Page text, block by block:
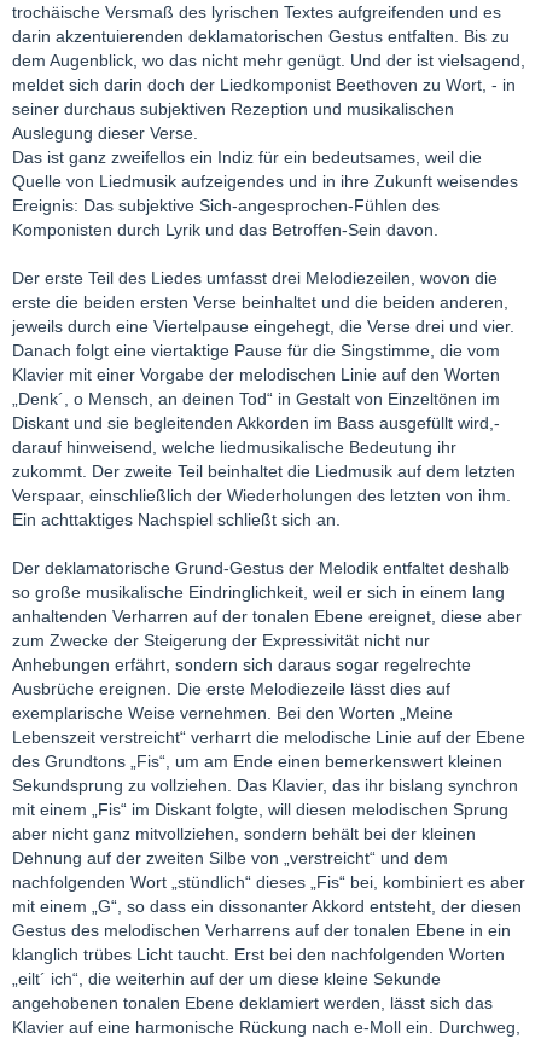
trochäische Versmaß des lyrischen Textes aufgreifenden und es
darin akzentuierenden deklamatorischen Gestus entfalten. Bis zu
dem Augenblick, wo das nicht mehr genügt. Und der ist vielsagend,
meldet sich darin doch der Liedkomponist Beethoven zu Wort, - in
seiner durchaus subjektiven Rezeption und musikalischen
Auslegung dieser Verse.
Das ist ganz zweifellos ein Indiz für ein bedeutsames, weil die
Quelle von Liedmusik aufzeigendes und in ihre Zukunft weisendes
Ereignis: Das subjektive Sich-angesprochen-Fühlen des
Komponisten durch Lyrik und das Betroffen-Sein davon.
Der erste Teil des Liedes umfasst drei Melodiezeilen, wovon die
erste die beiden ersten Verse beinhaltet und die beiden anderen,
jeweils durch eine Viertelpause eingehegt, die Verse drei und vier.
Danach folgt eine viertaktige Pause für die Singstimme, die vom
Klavier mit einer Vorgabe der melodischen Linie auf den Worten
„Denk´, o Mensch, an deinen Tod“ in Gestalt von Einzeltönen im
Diskant und sie begleitenden Akkorden im Bass ausgefüllt wird,-
darauf hinweisend, welche liedmusikalische Bedeutung ihr
zukommt. Der zweite Teil beinhaltet die Liedmusik auf dem letzten
Verspaar, einschließlich der Wiederholungen des letzten von ihm.
Ein achttaktiges Nachspiel schließt sich an.
Der deklamatorische Grund-Gestus der Melodik entfaltet deshalb
so große musikalische Eindringlichkeit, weil er sich in einem lang
anhaltenden Verharren auf der tonalen Ebene ereignet, diese aber
zum Zwecke der Steigerung der Expressivität nicht nur
Anhebungen erfährt, sondern sich daraus sogar regelrechte
Ausbrüche ereignen. Die erste Melodiezeile lässt dies auf
exemplarische Weise vernehmen. Bei den Worten „Meine
Lebenszeit verstreicht“ verharrt die melodische Linie auf der Ebene
des Grundtons „Fis“, um am Ende einen bemerkenswert kleinen
Sekundsprung zu vollziehen. Das Klavier, das ihr bislang synchron
mit einem „Fis“ im Diskant folgte, will diesen melodischen Sprung
aber nicht ganz mitvollziehen, sondern behält bei der kleinen
Dehnung auf der zweiten Silbe von „verstreicht“ und dem
nachfolgenden Wort „stündlich“ dieses „Fis“ bei, kombiniert es aber
mit einem „G“, so dass ein dissonanter Akkord entsteht, der diesen
Gestus des melodischen Verharrens auf der tonalen Ebene in ein
klanglich trübes Licht taucht. Erst bei den nachfolgenden Worten
„eilt´ ich“, die weiterhin auf der um diese kleine Sekunde
angehobenen tonalen Ebene deklamiert werden, lässt sich das
Klavier auf eine harmonische Rückung nach e-Moll ein. Durchweg,